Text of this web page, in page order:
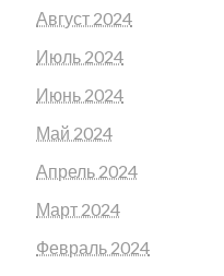
Август 2024
Июль 2024
Июнь 2024
Май 2024
Апрель 2024
Март 2024
Февраль 2024